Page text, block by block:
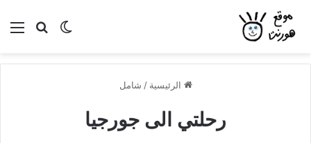
بحثالوضع
الرئيسية / شامل
رحلتي الى جورجيا